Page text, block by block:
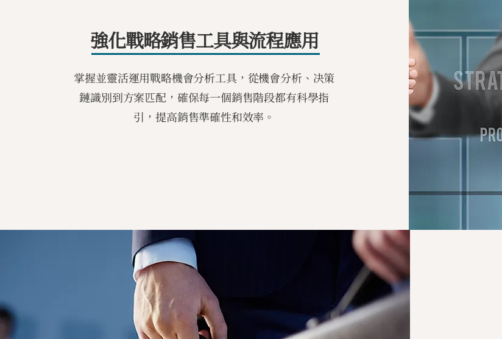
強化戰略銷售工具與流程應用
掌握並靈活運用戰略機會分析工具，從機會分析、决策
鏈識別到方案匹配，確保每一個銷售階段都有科學指
引，提高銷售準確性和效率。